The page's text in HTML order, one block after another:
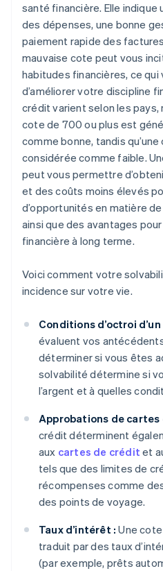
santé financière. Elle
des dépenses, une bonne
paiement rapide des
mauvaise cote peut vous
habitudes financières, ce
d’améliorer votre discipline
crédit varient selon les pays,
cote de 700 ou plus est
comme bonne, tandis
considérée comme faible.
peut vous permettre
et des coûts moins élevés
d’opportunités en matière
ainsi que des avantages
financière à long terme.
Voici comment votre
incidence sur votre vie.
Conditions d’octroi
évaluent vos
déterminer si vous êtes
solvabilité détermine si
l’argent et à quelles
Approbations de cartes
crédit déterminent
aux cartes de crédit et
tels que des limites de
récompenses comme
des points de voyage.
Taux d’intérêt : Une
traduit par des taux
(par exemple, prêts